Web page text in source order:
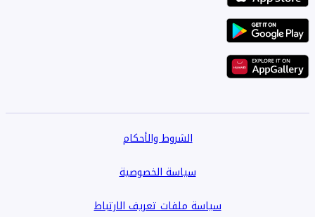
الشروط والأحكام
سياسة الخصوصية
سياسة ملفات تعريف الارتباط